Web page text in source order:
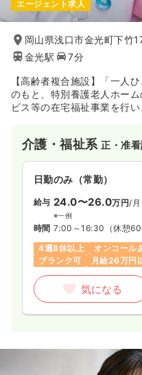
エージェント求人
岡山県浅口市金光町下竹
金光駅
7分
【高齢者複合施設】「一人
のもと、特別養護老人ホー
ビス等の在宅福祉事業を行
介護・福祉系正・准
日勤のみ（常勤）
給与 24.0〜26.0万円/月
※一例
時間 7:00～16:30 （休憩60
4週8休以上
オンコール
ブランク可
月給26万円
気になる